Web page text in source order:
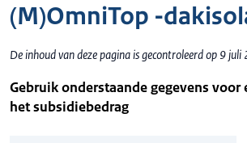
(M)OmniTop -
De inhoud van deze pagina is gecontroleerd op 9
Gebruik onderstaande gegevens voor
het subsidiebedrag